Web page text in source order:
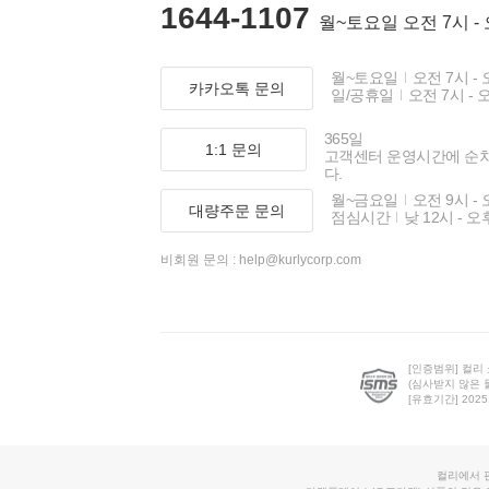
1644-1107 월~토요일 오전 7시 -
카카오톡 문의
월~토요일
오전 7시 -
일/공휴일
오전 7시 -
1:1 문의
365일
고객센터 운영시간에 순
다.
대량주문 문의
월~금요일
오전 9시 -
점심시간
낮 12시 - 오
비회원 문의 : help@kurlycorp.com
[인증범위] 컬리
(심사받지 않은
[유효기간]
컬리에서